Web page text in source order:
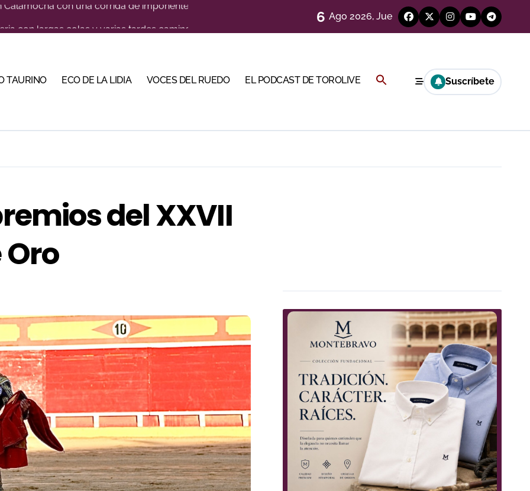
a nueve especialistas del recorte mañana en Villaseca
imponente trapío para la VIII Corrida Magallánica
gastronomía y talento de la tierra en La Malagueta
6 Ago 2026, Jue
TAURINO ECO DE LA LIDIA VOCES DEL RUEDO EL PODCAST DE TOROLIVE Buscar: Suscríbete
del XXVII